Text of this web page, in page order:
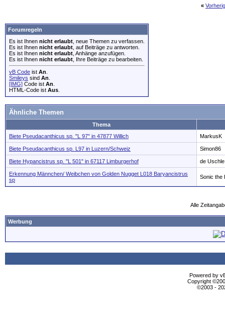
«
Forumregeln
Es ist Ihnen nicht erlaubt , neue Themen zu verfassen.
Es ist Ihnen nicht erlaubt , auf Beiträge zu antworten.
Es ist Ihnen nicht erlaubt , Anhänge anzufügen.
Es ist Ihnen nicht erlaubt , Ihre Beiträge zu bearbeiten.
vB Code ist An
Smileys sind An
[IMG] Code ist An
HTML-Code ist Aus
Ähnliche Themen
Thema
Biete Pseudacanthicus sp. "L 97" in 47877 Willich
MarkusK
Biete Pseudacanthicus sp. L97 in Luzern/Schweiz Simon86
Biete Hypancistrus sp. "L 501" in 67117 Limburgerhof de Uschle
Erkennung Männchen/ Weibchen von Golden Nugget L018 Baryancistrus
sp
Sonic the
Alle
Werbung
Powered by
Copyright
©2003 -